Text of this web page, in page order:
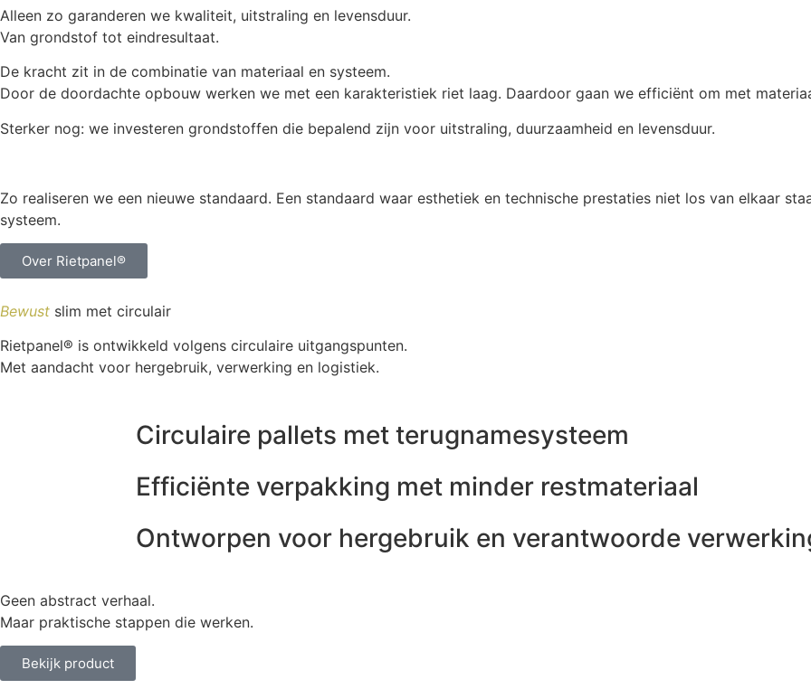
Alleen zo garanderen we kwaliteit, uitstraling en levensduur.
Van grondstof tot eindresultaat.
De kracht zit in de combinatie van materiaal en systeem.
Door de doordachte opbouw werken we met een karakteristiek riet laag. Daardoor gaan we efficiënt om met
Sterker nog: we investeren grondstoffen die bepalend zijn voor uitstraling, duurzaamheid en levensduur.
Zo realiseren we een nieuwe standaard. Een standaard waar esthetiek en technische prestaties niet los van elkaar
systeem.
Over Rietpanel®
Bewust slim met circulair
Rietpanel® is ontwikkeld volgens circulaire uitgangspunten.
Met aandacht voor hergebruik, verwerking en logistiek.
Circulaire pallets met terugnamesysteem
Efficiënte verpakking met minder restmateriaal
Ontworpen voor hergebruik en verantwoorde
Geen abstract verhaal.
Maar praktische stappen die werken.
Bekijk product